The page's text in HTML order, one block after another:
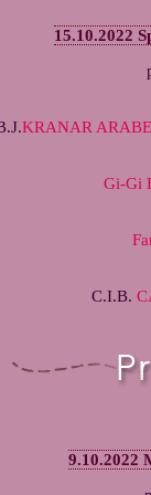
15.10.2022
KRANAR
Gi-Gi
C.I.B.
9.10.2022